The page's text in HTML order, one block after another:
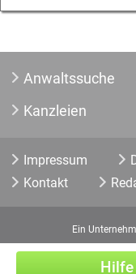
Anwaltssuche
Kanzleien
Impressum
Kontakt
Ein